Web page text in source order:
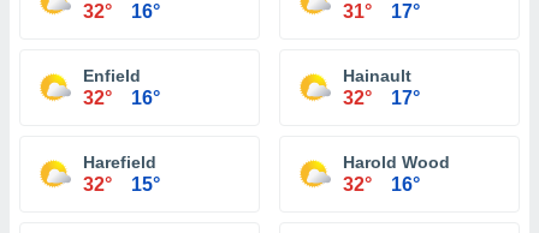
32° 16° 31° 17°
Enfield
32° 16°
Hainault
32° 17°
Harefield
32° 15°
Harold Wood
32° 16°